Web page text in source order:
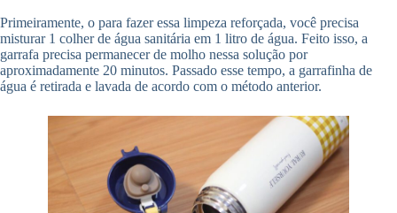
Primeiramente, o para fazer essa limpeza reforçada, você precisa
misturar 1 colher de água sanitária em 1 litro de água. Feito isso, a
garrafa precisa permanecer de molho nessa solução por
aproximadamente 20 minutos. Passado esse tempo, a garrafinha de
água é retirada e lavada de acordo com o método anterior.